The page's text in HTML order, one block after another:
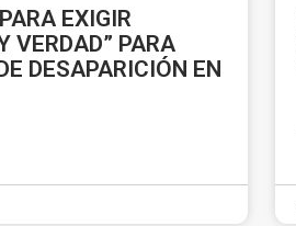
EXIGIR
VERDAD” PARA
DESAPARICIÓN EN